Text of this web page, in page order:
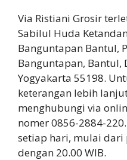
Via Ristiani Grosir
Sabilul Huda
Banguntapan Bantul,
Banguntapan, Bantul,
Yogyakarta 55198.
keterangan lebih
menghubungi via
nomer 0856-2884-
setiap hari, mulai dari
dengan 20.00 WIB.